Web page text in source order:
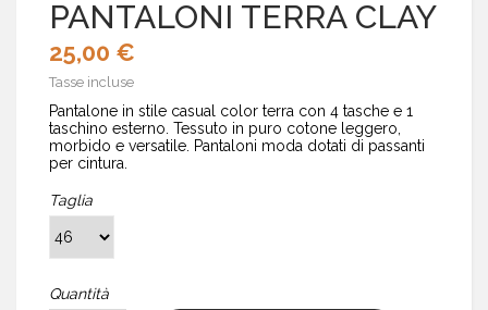
PANTALONI TERRA CLAY
25,00 €
Tasse incluse
Pantalone in stile casual color terra con 4 tasche e 1
taschino esterno. Tessuto in puro cotone leggero,
morbido e versatile. Pantaloni moda dotati di passanti
per cintura.
Taglia
Quantità